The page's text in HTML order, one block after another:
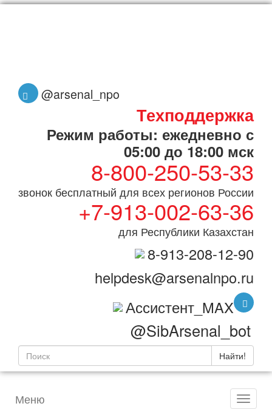
@arsenal_npo
Техподдержка
Режим работы: ежедневно с
05:00 до 18:00 мск
8-800-250-53-33
звонок бесплатный для всех регионов России
+7-913-002-63-36
для Республики Казахстан
8-913-208-12-90
helpdesk@arsenalnpo.ru
Ассистент_MAX
@SibArsenal_bot
Найти!
Меню